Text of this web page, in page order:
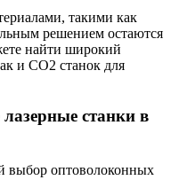
такими как
решением остаются
найти широкий
и СО2 станок для
станки в
выбор оптоволоконных